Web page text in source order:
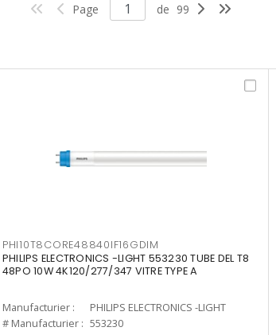
Page de 99
PHI10T8CORE48840IF16GDIM
PHILIPS ELECTRONICS -LIGHT 553230 TUBE DEL T8
48PO 10W 4K120/277/347 VITRE TYPE A
Manufacturier :
PHILIPS ELECTRONICS -LIGHT
# Manufacturier : 553230